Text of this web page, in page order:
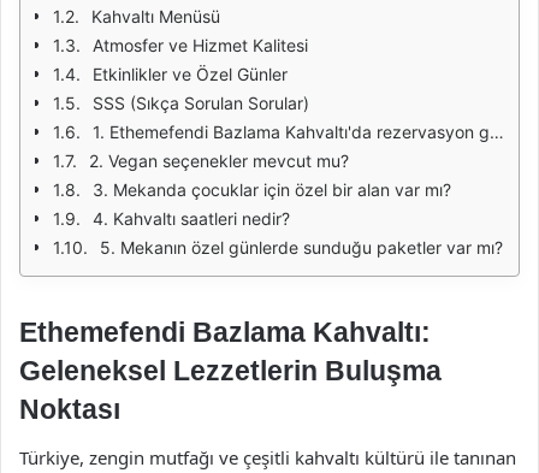
Kahvaltı Menüsü
Atmosfer ve Hizmet Kalitesi
Etkinlikler ve Özel Günler
SSS (Sıkça Sorulan Sorular)
1. Ethemefendi Bazlama Kahvaltı'da rezervasyon gerekli mi?
2. Vegan seçenekler mevcut mu?
3. Mekanda çocuklar için özel bir alan var mı?
4. Kahvaltı saatleri nedir?
5. Mekanın özel günlerde sunduğu paketler var mı?
Ethemefendi Bazlama Kahvaltı:
Geleneksel Lezzetlerin Buluşma
Noktası
Türkiye, zengin mutfağı ve çeşitli kahvaltı kültürü ile tanınan